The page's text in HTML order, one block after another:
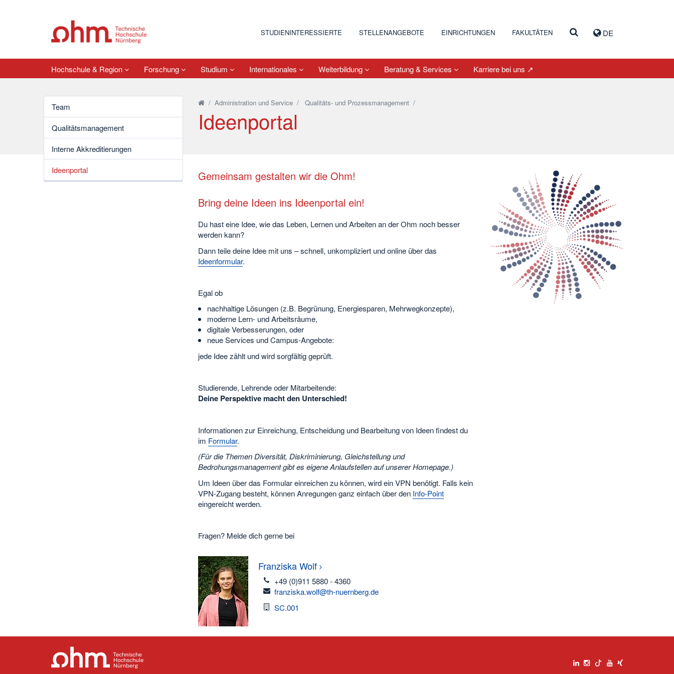
DE
STUDIENINTERESSIERTE STELLENANGEBOTE EINRICHTUNGEN FAKULTÄTEN
Hochschule & Region Forschung Studium Internationales Weiterbildung Beratung & Services Karriere bei uns ↗
Team
Qualitätsmanagement
Interne Akkreditierungen
Ideenportal
/ Administration und Service/ Qualitäts- und Prozessmanagement/
Ideenportal
Gemeinsam gestalten wir die Ohm!
Bring deine Ideen ins Ideenportal ein!
Du hast eine Idee, wie das Leben, Lernen und Arbeiten an der Ohm noch besser
werden kann?
Dann teile deine Idee mit uns – schnell, unkompliziert und online über das
Ideenformular.
Egal ob
nachhaltige Lösungen (z.B. Begrünung, Energiesparen, Mehrwegkonzepte),
moderne Lern- und Arbeitsräume,
digitale Verbesserungen, oder
neue Services und Campus-Angebote:
jede Idee zählt und wird sorgfältig geprüft.
Studierende, Lehrende oder Mitarbeitende:
Deine Perspektive macht den Unterschied!
Informationen zur Einreichung, Entscheidung und Bearbeitung von Ideen findest du
im Formular.
(Für die Themen Diversität, Diskriminierung, Gleichstellung und
Bedrohungsmanagement gibt es eigene Anlaufstellen auf unserer Homepage.)
Um Ideen über das Formular einreichen zu können, wird ein VPN benötigt. Falls kein
VPN-Zugang besteht, können Anregungen ganz einfach über den Info-Point
eingereicht werden.
Fragen? Melde dich gerne bei
Franziska Wolf
telefon
+49 (0)911 5880 - 4360
email
franziska.wolf@th-nuernberg.de
Raum
SC.001